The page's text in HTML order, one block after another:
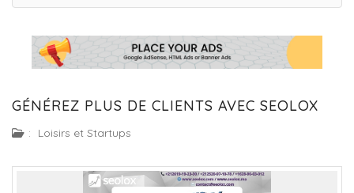
GÉNÉREZ PLUS DE CLIENTS AVEC SEOLOX
: Loisirs et Startups